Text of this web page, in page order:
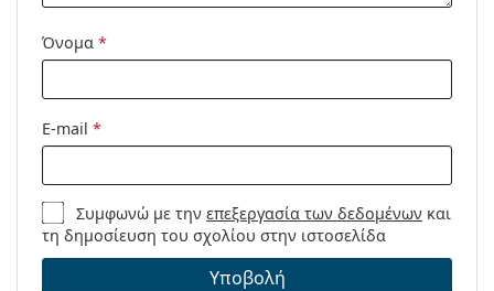
Όνομα *
E-mail *
Συμφωνώ με τηνεπεξεργασία των δεδομένων και
τη δημοσίευση του σχολίου στην ιστοσελίδα
Υποβολή